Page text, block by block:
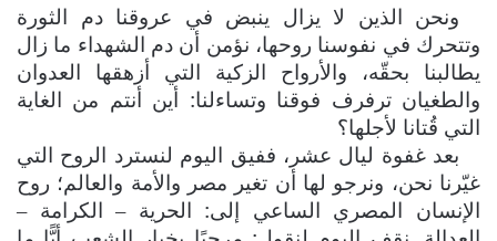
ونحن الذين لا يزال ينبض في عروقنا دم الثورة
وتتحرك في نفوسنا روحها، نؤمن أن دم الشهداء ما زال
يطالبنا بحقّه، والأرواح الزكية التي أزهقها العدوان
والطغيان ترفرف فوقنا وتساءلنا: أين أنتم من الغاية
التي قُتانا لأجلها؟
بعد غفوة ليال عشر، ففيق اليوم لنسترد الروح التي
غيّرنا نحن، ونرجو لها أن تغير مصر والأمة والعالم؛ روح
الإنسان المصري الساعي إلى: الحرية – الكرامة –